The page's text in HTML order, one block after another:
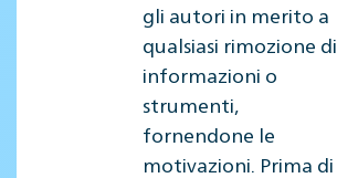
gli autori in merito a
qualsiasi rimozione di
informazioni o
strumenti,
fornendone le
motivazioni. Prima di